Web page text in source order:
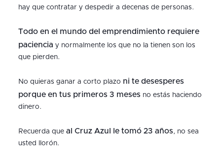
hay que contratar y despedir a decenas de personas.
Todo en el mundo del emprendimiento requiere
paciencia y normalmente los que no la tienen son los
que pierden.
No quieras ganar a corto plazo ni te desesperes
porque en tus primeros 3 meses no estás haciendo
dinero.
Recuerda que al Cruz Azul le tomó 23 años, no sea
usted llorón.